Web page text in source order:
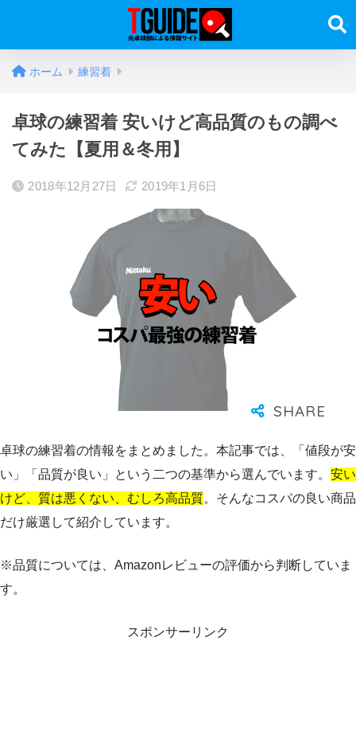
ホーム 練習着
卓球の練習着 安いけど高品質のもの調べ
てみた【夏用＆冬用】
2018年12月27日 2019年1月6日
卓球の練習着の情報をまとめました。本記事では、「値段が安
い」「品質が良い」という二つの基準から選んでいます。 安い
けど、質は悪くない、むしろ高品質。そんなコスパの良い商品
だけ厳選して紹介しています。
※品質については、Amazonレビューの評価から判断していま
す。
スポンサーリンク